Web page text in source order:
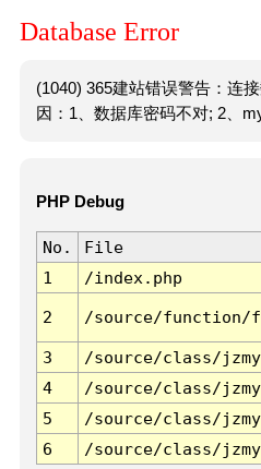
Database Error
(1040) 365建站错误警告：连
因：1、数据库密码不对; 2、
PHP Debug
No. File
1
/index.php
2 /source/function/
3 /source/class/
4
/source/class/
5
/source/class/
6
/source/class/